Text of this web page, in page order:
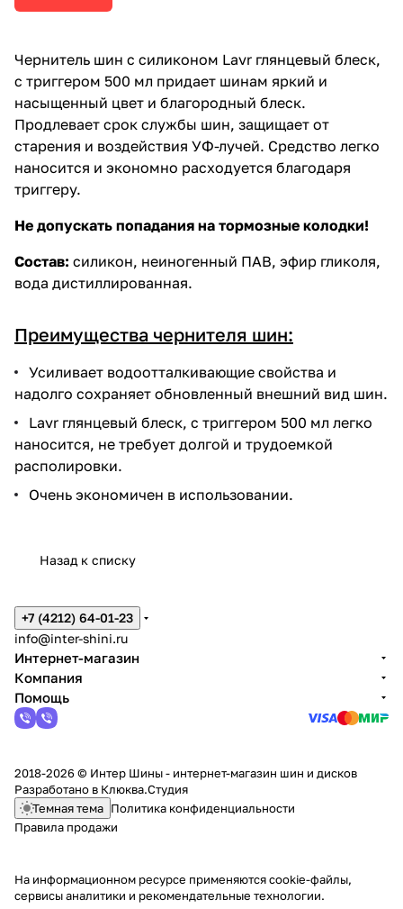
Чернитель шин с силиконом Lavr глянцевый блеск,
с триггером 500 мл придает шинам яркий и
насыщенный цвет и благородный блеск.
Продлевает срок службы шин, защищает от
старения и воздействия УФ-лучей. Средство легко
наносится и экономно расходуется благодаря
триггеру.
Не допускать попадания на тормозные колодки!
Состав: силикон, неиногенный ПАВ, эфир гликоля,
вода дистиллированная.
Преимущества чернителя шин:
Усиливает водоотталкивающие свойства и
надолго сохраняет обновленный внешний вид шин.
Lavr глянцевый блеск, с триггером 500 мл легко
наносится, не требует долгой и трудоемкой
располировки.
Очень экономичен в использовании.
Назад к списку
+7 (4212) 64-01-23
info@inter-shini.ru
Интернет-магазин
Компания
Помощь
2018-2026 © Интер Шины - интернет-магазин шин и дисков
Разработано в Клюква.Студия
Темная тема Политика конфиденциальности
Правила продажи
На информационном ресурсе применяютсяcookie-файлы,
сервисы аналитики и рекомендательные технологии.